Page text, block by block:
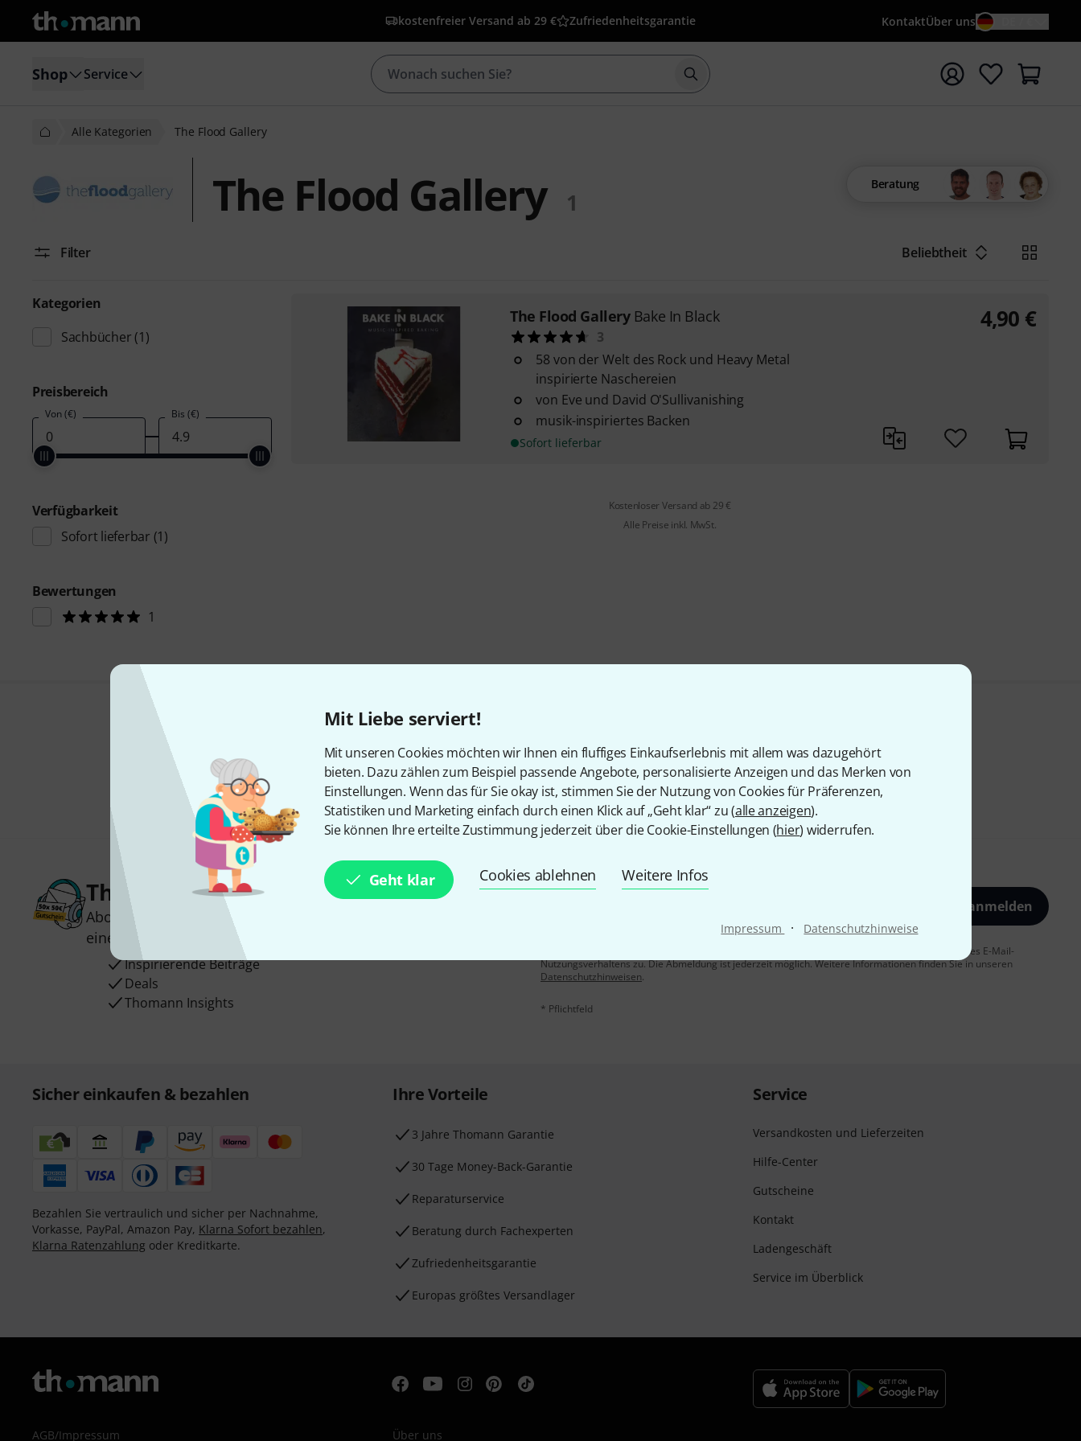
Mit Liebe serviert!
Mit unseren Cookies möchten wir Ihnen ein fluffiges Einkaufserlebnis mit allem was dazugehört
bieten. Dazu zählen zum Beispiel passende Angebote, personalisierte Anzeigen und das Merken von
Einstellungen. Wenn das für Sie okay ist, stimmen Sie der Nutzung von Cookies für Präferenzen,
Statistiken und Marketing einfach durch einen Klick auf „Geht klar“ zu (alle anzeigen).
Sie können Ihre erteilte Zustimmung jederzeit über die Cookie-Einstellungen (hier) widerrufen.
Geht klar Cookies ablehnen Weitere Infos
Impressum · Datenschutzhinweise
kostenfreier Versand ab 29 € Zufriedenheitsgarantie KontaktÜber uns
Shop Service Suche mit Suchwort {searchTerm} starten
Alle Kategorien The Flood Gallery
The Flood Gallery 1
Beratung
Filter Beliebtheit
Kategorien
Sachbücher (1)
Preisbereich
Von (€) Bis (€)
Verfügbarkeit
Sofort lieferbar (1)
Bewertungen
1
The Flood Gallery Bake In Black
3
58 von der Welt des Rock und Heavy Metal
inspirierte Naschereien
von Eve und David O'Sullivanishing
musik-inspiriertes Backen
Sofort lieferbar
4,90 €
Kostenloser Versand ab 29 €
Alle Preise inkl. MwSt.
Gefällt Ihnen, was Sie sehen?
Teilen Hilfe & Feedback
Thomann Newsletter
Abonniere den Thomann Newsletter und gewinne mit etwas Glück
einen von
50 Gutscheinen
Inspirierende Beiträge
Deals
Thomann Insights
Jetzt anmelden
Mit Klick auf „Jetzt anmelden“ stimmen Sie dem Erhalt von E-Mail-Werbung und einer Messung des E-Mail-
Nutzungsverhaltens zu. Die Abmeldung ist jederzeit möglich. Weitere Informationen finden Sie in unseren
Datenschutzhinweisen.
* Pflichtfeld
Sicher einkaufen & bezahlen
Bezahlen Sie vertraulich und sicher per Nachnahme,
Vorkasse, PayPal, Amazon Pay, Klarna Sofort bezahlen,
Klarna Ratenzahlung oder Kreditkarte.
Ihre Vorteile
3 Jahre Thomann Garantie
30 Tage Money-Back-Garantie
Reparaturservice
Beratung durch Fachexperten
Zufriedenheitsgarantie
Europas größtes Versandlager
Service
Versandkosten und Lieferzeiten
Hilfe-Center
Gutscheine
Kontakt
Ladengeschäft
Service im Überblick
AGB/Impressum Über uns